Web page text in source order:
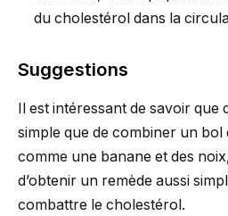
du cholestérol dans la
Suggestions
Il est intéressant de savoir que
simple que de combiner un bol
comme une banane et des
d’obtenir un remède aussi
combattre le cholestérol.